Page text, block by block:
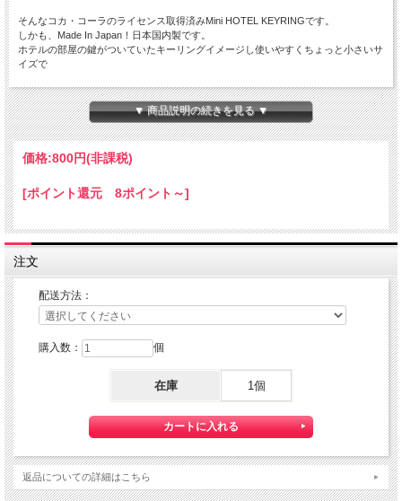
そんなコカ・コーラのライセンス取得済みMini HOTEL KEYRINGです。
しかも、Made In Japan！日本国内製です。
ホテルの部屋の鍵がついていたキーリングイメージし使いやすくちょっと小さいサ
イズで
本体サイズ：１０×１４×８０ｍｍ
Made in JAPAN
材質：アクリル
★こちらの商品は、日本郵便のゆうパケットを利用いたし発送可能です。
その際の配送費は２５０円となります。
ゆうパケットを利用いたしますので、お届け日のご指定、代引きサービスは出来ま
▼ 商品説明の続きを見る ▼
価格:800円(非課税)
[ポイント還元 8ポイント～]
注文
配送方法：
購入数： 個
在庫 1個
返品についての詳細はこちら